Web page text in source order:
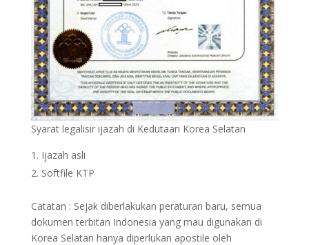
Syarat legalisir ijazah di Kedutaan Korea Selatan
Ijazah asli
Softfile KTP
Catatan : Sejak diberlakukan peraturan baru, semua
dokumen terbitan Indonesia yang mau digunakan di
Korea Selatan hanya diperlukan apostile oleh